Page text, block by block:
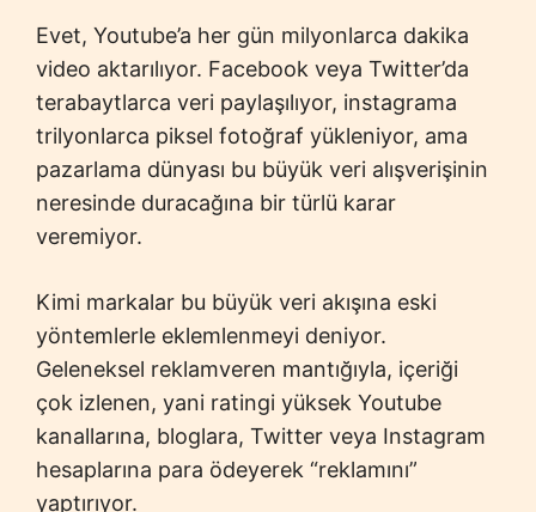
Evet, Youtube’a her gün milyonlarca dakika
video aktarılıyor. Facebook veya Twitter’da
terabaytlarca veri paylaşılıyor, instagrama
trilyonlarca piksel fotoğraf yükleniyor, ama
pazarlama dünyası bu büyük veri alışverişinin
neresinde duracağına bir türlü karar
veremiyor.
Kimi markalar bu büyük veri akışına eski
yöntemlerle eklemlenmeyi deniyor.
Geleneksel reklamveren mantığıyla, içeriği
çok izlenen, yani ratingi yüksek Youtube
kanallarına, bloglara, Twitter veya Instagram
hesaplarına para ödeyerek “reklamını”
yaptırıyor.